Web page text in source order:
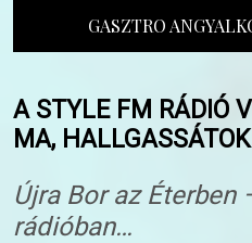
GASZTRO
A STYLE FM RÁDIÓ
MA,
Újra Bor az Éterben
rádióban…